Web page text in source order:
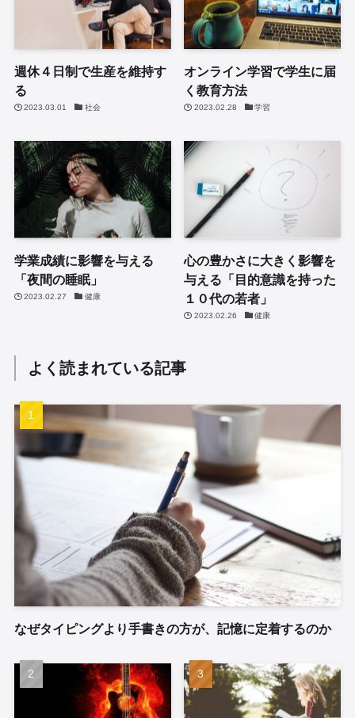
週休４日制で生産を維持す
る
2023.03.01 社会
オンライン学習で学生に届
く教育方法
2023.02.28 学習
学業成績に影響を与える
「夜間の睡眠」
2023.02.27 健康
心の豊かさに大きく影響を
与える「目的意識を持った
１０代の若者」
2023.02.26 健康
よく読まれている記事
なぜタイピングより手書きの方が、記憶に定着するのか